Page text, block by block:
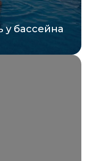
бассейна
гостей, не